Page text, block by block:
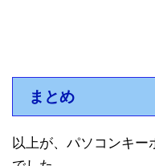
まとめ
以上が、パソコンキー